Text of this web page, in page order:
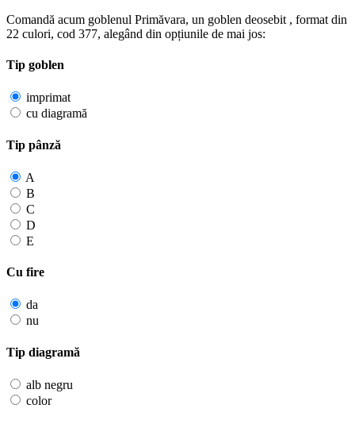
Comandă acum goblenul Primăvara, un goblen deosebit , format din
22 culori, cod 377, alegând din opțiunile de mai jos:
Tip goblen
imprimat
cu diagramă
Tip pânză
A
B
C
D
E
Cu fire
da
nu
Tip diagramă
alb negru
color